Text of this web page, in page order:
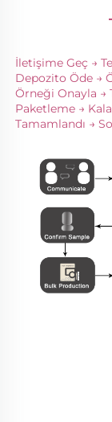
İletişime Geç →
Depozito Öde →
Örneği Onayla →
Paketleme →
Tamamlandı →